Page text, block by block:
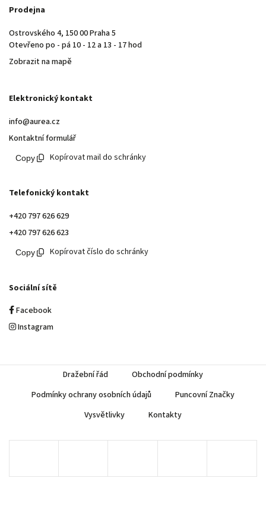
Prodejna
Ostrovského 4, 150 00 Praha 5
Otevřeno po - pá 10 - 12 a 13 - 17 hod
Zobrazit na mapě
Elektronický kontakt
info@aurea.cz
Kontaktní formulář
Kopírovat mail do schránky
Telefonický kontakt
+420 797 626 629
+420 797 626 623
Kopírovat číslo do schránky
Sociální sítě
Facebook
Instagram
Dražební řád
Obchodní podmínky
Podmínky ochrany osobních údajů
Puncovní Značky
Vysvětlivky
Kontakty